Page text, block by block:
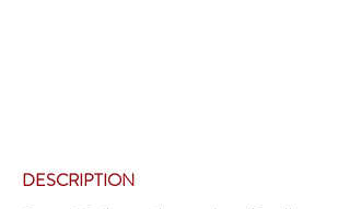
DESCRIPTION